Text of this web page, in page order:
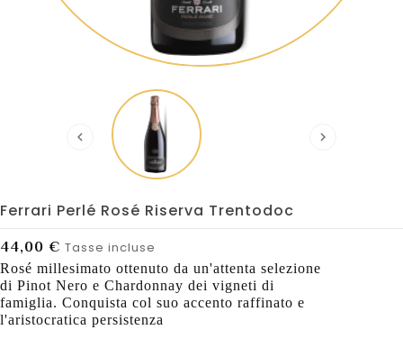
 
Ferrari Perlé Rosé Riserva Trentodoc
44,00 € Tasse incluse
Rosé millesimato ottenuto da un'attenta selezione
di Pinot Nero e Chardonnay dei vigneti di
famiglia. Conquista col suo accento raffinato e
l'aristocratica persistenza